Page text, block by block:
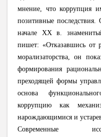
мнение, что коррупция
позитивные
начале ХХ в.
пишет: «Отказавшись от
морализаторства, он
формирования
преходящей формы
основа
коррупцию как
нарождающимися и
Современные